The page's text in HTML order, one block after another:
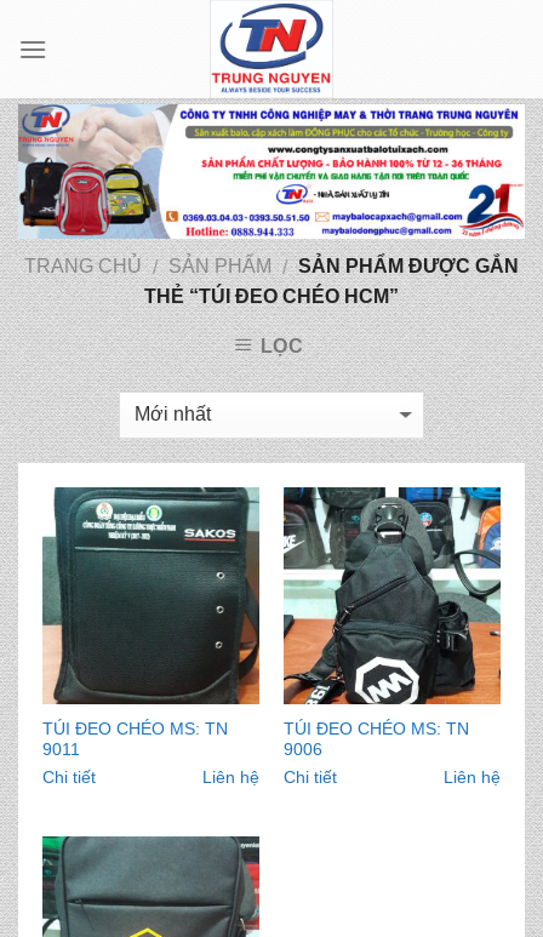
TRANG CHỦ / SẢN PHẨM / SẢN PHẨM ĐƯỢC GẮN
THẺ “TÚI ĐEO CHÉO HCM”
LỌC
TÚI ĐEO CHÉO MS: TN
9011
Chi tiết
Liên hệ
TÚI ĐEO CHÉO MS: TN
9006
Chi tiết
Liên hệ